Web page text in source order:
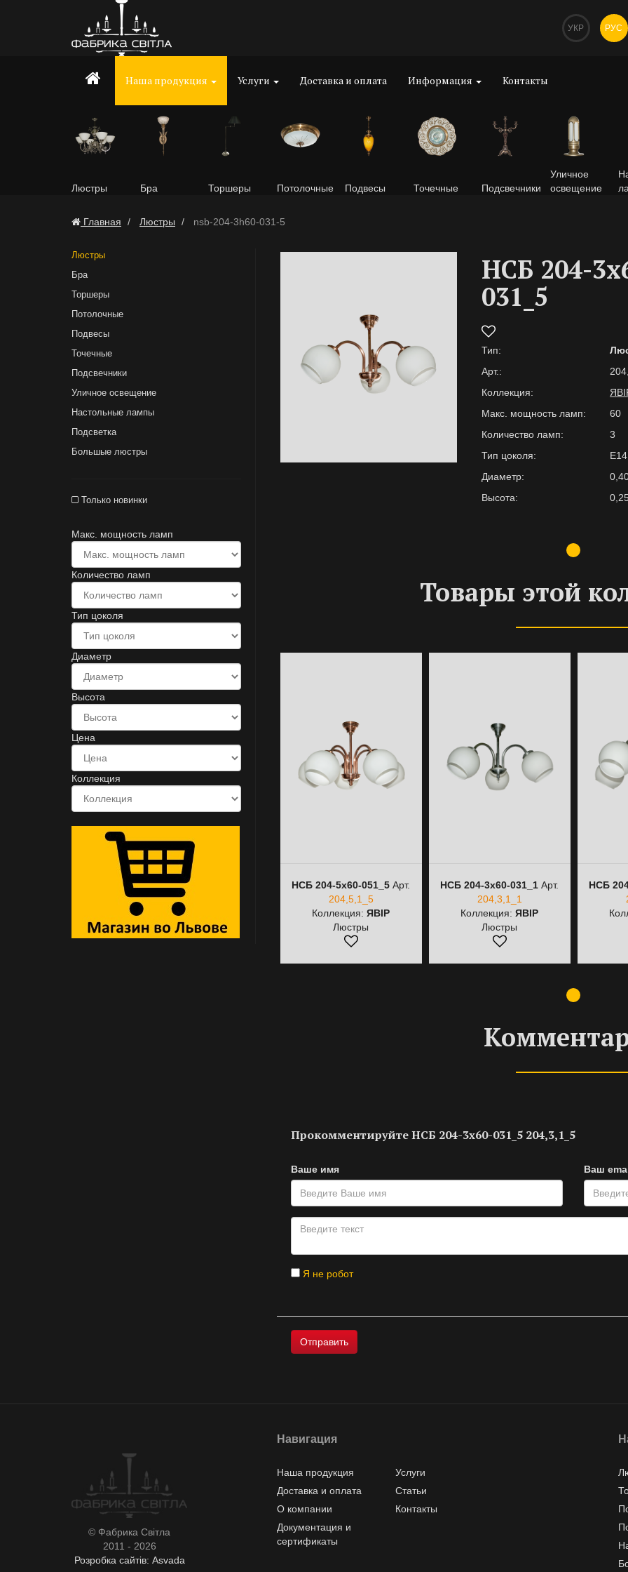
УКР РУС
Наша продукция Услуги Доставка и оплата Информация Контакты
Люстры Бра Торшеры Потолочные Подвесы Точечные Подсвечники
Уличное
освещение
Главная Люстры nsb-204-3h60-031-5
Люстры
Бра
Торшеры
Потолочные
Подвесы
Точечные
Подсвечники
Уличное освещение
Настольные лампы
Подсветка
Большые люстры
Только новинки
Макс. мощность ламп
Количество ламп
Тип цоколя
Диаметр
Высота
Цена
Коллекция
НСБ 204-
031_5
Тип:
Арт.:
Коллекция:
Макс. мощность ламп:
60
Количество ламп:
3
Тип цоколя:
E14
Диаметр:
Высота:
Товары этой
НСБ 204-5х60-051_5 Арт.
204,5,1_5
Коллекция: ЯВІР
Люстры
НСБ 204-3х60-031_1 Арт.
204,3,1_1
Коллекция: ЯВІР
Люстры
НСБ
Прокомментируйте НСБ 204-3х60-031_5 204,3,1_5
Ваше имя Ваш
Я не робот
© Фабрика Світла
2011 - 2026
Розробка сайтів: Asvada
Навигация
Наша продукция
Услуги
Доставка и оплата
Статьи
О компании
Контакты
Документация и
сертификаты